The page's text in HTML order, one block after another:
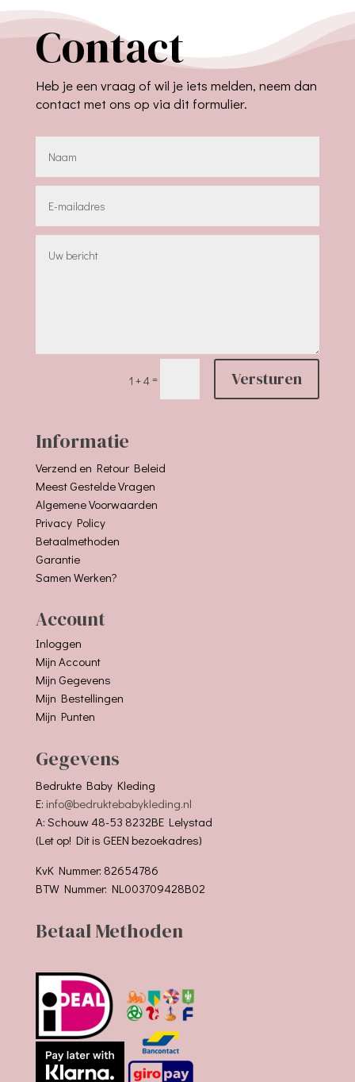
Contact
Heb je een vraag of wil je iets melden, neem dan
contact met ons op via dit formulier.
1 + 4= Versturen
Informatie
Verzend en Retour Beleid
Meest Gestelde Vragen
Algemene Voorwaarden
Privacy Policy
Betaalmethoden
Garantie
Samen Werken?
Account
Inloggen
Mijn Account
Mijn Gegevens
Mijn Bestellingen
Mijn Punten
Gegevens
Bedrukte Baby Kleding
E: info@bedruktebabykleding.nl
A: Schouw 48-53 8232BE Lelystad
(Let op! Dit is GEEN bezoekadres)
KvK Nummer: 82654786
BTW Nummer: NL003709428B02
Betaal Methoden